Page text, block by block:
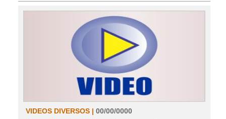
VIDEOS DIVERSOS | 00/00/0000